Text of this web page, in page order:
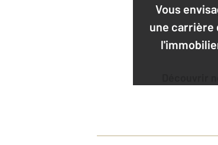
Vous
une carrière